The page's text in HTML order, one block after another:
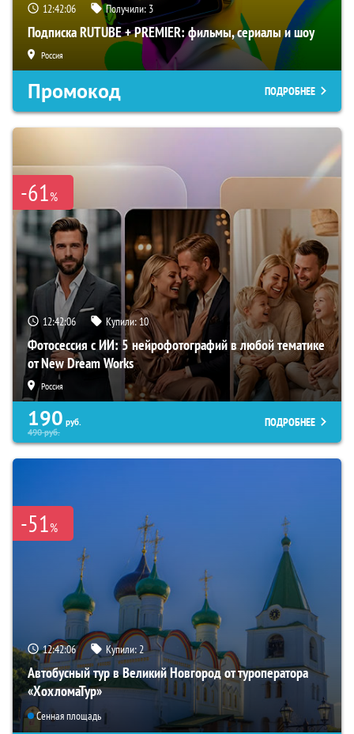
12:42:05 Получили: 3
Подписка RUTUBE + PREMIER: фильмы, сериалы и шоу
Россия
Промокод ПОДРОБНЕЕ
-61%
12:42:05 Купили:10
Фотосессия с ИИ: 5 нейрофотографий в любой тематике
от New Dream Works
Россия
190 руб.
490руб.
ПОДРОБНЕЕ
-51%
12:42:05 Купили:2
Автобусный тур в Великий Новгород от туроператора
«ХохломаТур»
Сенная площадь